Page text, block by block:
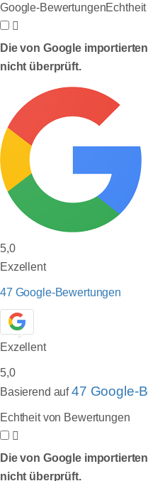
Google-Bewertungen
Die von Google
nicht überprüft.
5,0
Exzellent
47 Google-Bewertungen
Exzellent
5,0
Basierend auf47 Google-
Echtheit von Bewertungen
Die von Google
nicht überprüft.